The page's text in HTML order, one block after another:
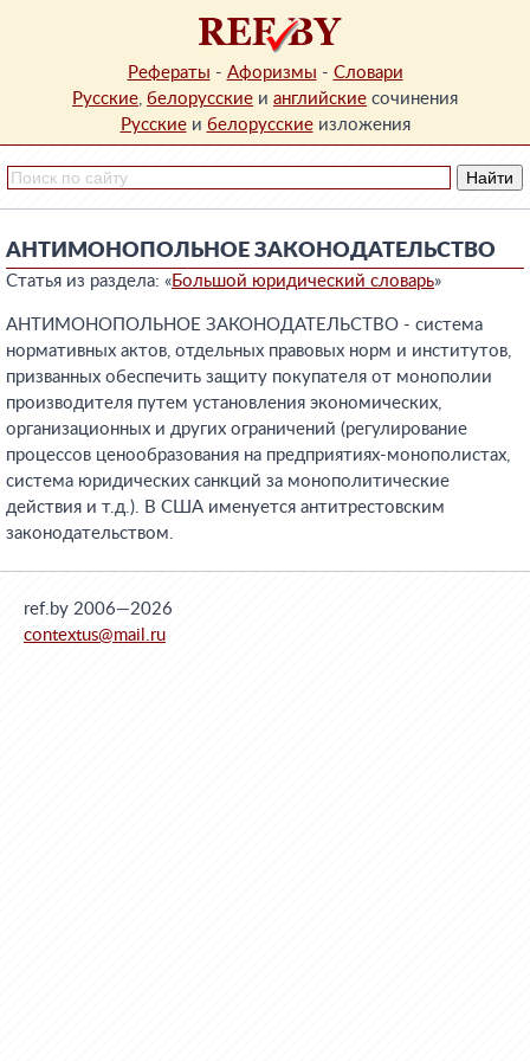
Рефераты - Афоризмы - Словари
Русские, белорусские и английские сочинения
Русскиеи белорусскиеизложения
АНТИМОНОПОЛЬНОЕ ЗАКОНОДАТЕЛЬСТВО
Статья из раздела: «Большой юридический словарь»
АНТИМОНОПОЛЬНОЕ ЗАКОНОДАТЕЛЬСТВО - система
нормативных актов, отдельных правовых норм и институтов,
призванных обеспечить защиту покупателя от монополии
производителя путем установления экономических,
организационных и других ограничений (регулирование
процессов ценообразования на предприятиях-монополистах,
система юридических санкций за монополитические
действия и т.д.). В США именуется антитрестовским
законодательством.
ref.by 2006—2026
contextus@mail.ru